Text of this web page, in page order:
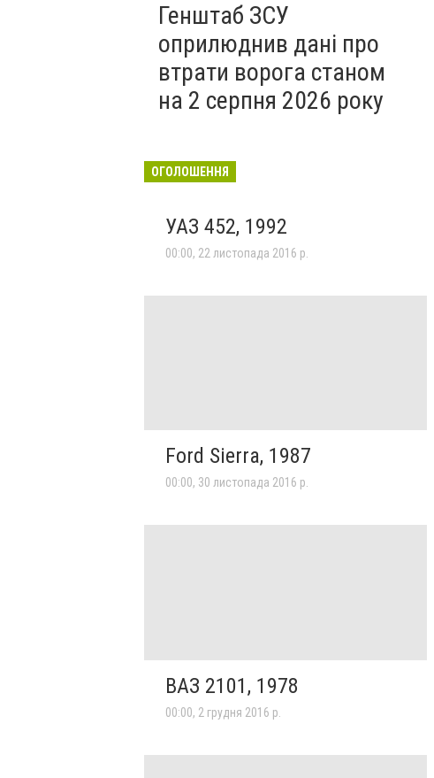
Генштаб ЗСУ
оприлюднив дані про
втрати ворога станом
на 2 серпня 2026 року
ОГОЛОШЕННЯ
УАЗ 452, 1992
00:00, 22 листопада 2016 р.
Ford Sierra, 1987
00:00, 30 листопада 2016 р.
ВАЗ 2101, 1978
00:00, 2 грудня 2016 р.